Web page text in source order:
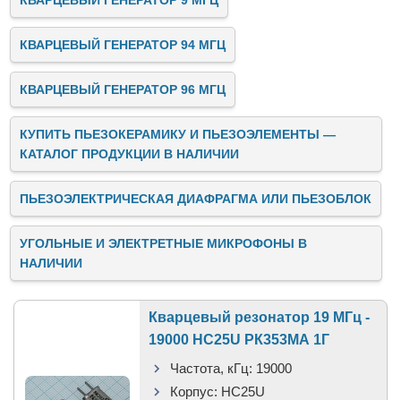
КВАРЦЕВЫЙ ГЕНЕРАТОР 94 МГЦ
КВАРЦЕВЫЙ ГЕНЕРАТОР 96 МГЦ
КУПИТЬ ПЬЕЗОКЕРАМИКУ И ПЬЕЗОЭЛЕМЕНТЫ —
КАТАЛОГ ПРОДУКЦИИ В НАЛИЧИИ
ПЬЕЗОЭЛЕКТРИЧЕСКАЯ ДИАФРАГМА ИЛИ ПЬЕЗОБЛОК
УГОЛЬНЫЕ И ЭЛЕКТРЕТНЫЕ МИКРОФОНЫ В
НАЛИЧИИ
Кварцевый резонатор 19 МГц -
19000 HC25U РК353МА 1Г
Частота, кГц: 19000
Корпус: HC25U